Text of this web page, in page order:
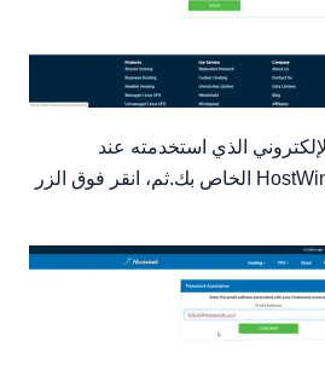
الذي استخدمته عند
الاشتراك في حساب HostWinds الخاص بك.ثم، انقر فوق الزر